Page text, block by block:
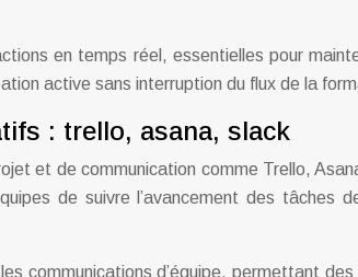
en temps réel, essentielles pour
active sans interruption du flux de la
: trello, asana, slack
et de communication comme Trello,
de suivre l’avancement des tâches
communications d’équipe, permettant